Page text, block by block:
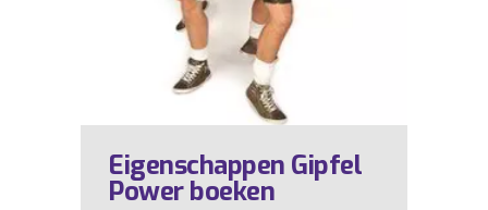
Eigenschappen Gipfel
Power boeken